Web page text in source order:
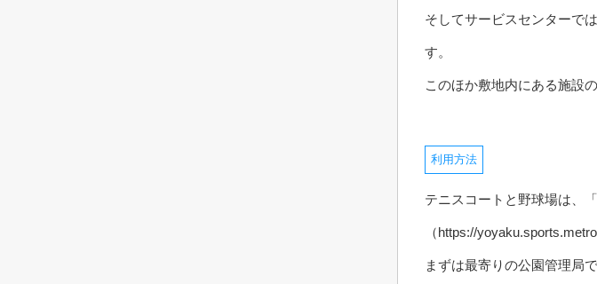
そしてサービスセンターで
す。
このほか敷地内にある施設
利用方法
テニスコートと野球場は、
（https://
まずは最寄りの公園管理局